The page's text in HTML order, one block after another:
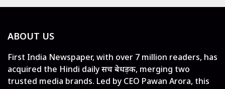
ABOUT US
First India Newspaper, with over 7 million readers, has
acquired the Hindi daily सच बेधड़क, merging two
trusted media brands. Led by CEO Pawan Arora, this